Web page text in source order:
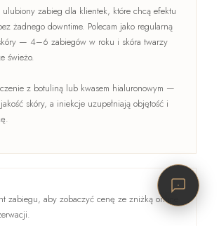
ulubiony zabieg dla klientek, które chcą efektu
żadnego downtime. Polecam jako regularną
— 4–6 zabiegów w roku i skóra twarzy
świeżo.
z botuliną lub kwasem hialuronowym —
skóry, a iniekcje uzupełniają objętość i
zabiegu, aby zobaczyć cenę ze zniżką online